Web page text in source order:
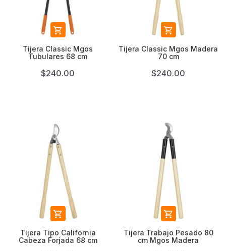

Tijera Classic Mgos
Tubulares 68 cm
$240.00

Tijera Classic Mgos Madera
70 cm
$240.00

Tijera Tipo California
Cabeza Forjada 68 cm

Tijera Trabajo Pesado 80
cm Mgos Madera